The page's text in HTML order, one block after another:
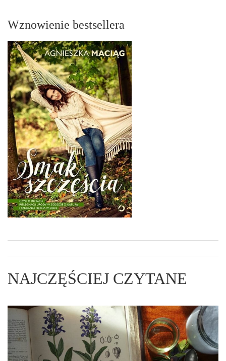
Wznowienie bestsellera
NAJCZĘŚCIEJ CZYTANE